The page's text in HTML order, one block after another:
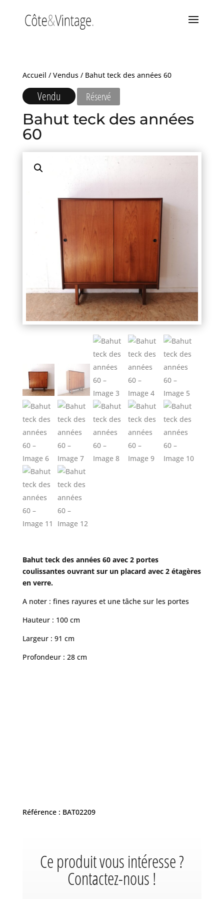
Accueil / Vendus/ Bahut teck des années 60
Vendu Réservé
Bahut teck des années
60
Bahut teck des années 60 avec 2 portes
coulissantes ouvrant sur un placard avec 2 étagères
en verre.
A noter : fines rayures et une tâche sur les portes
Hauteur : 100 cm
Largeur : 91 cm
Profondeur : 28 cm
Référence : BAT02209
Ce produit vous intéresse ?
Contactez-nous !